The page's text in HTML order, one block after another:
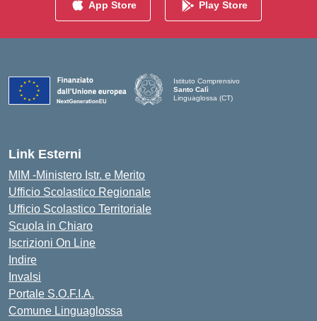
App Store Play Store
Istituto Comprensivo
Santo Calì
Linguaglossa (CT)
Link Esterni
MIM -Ministero Istr. e Merito
Ufficio Scolastico Regionale
Ufficio Scolastico Territoriale
Scuola in Chiaro
Iscrizioni On Line
Indire
Invalsi
Portale S.O.F.I.A.
Comune Linguaglossa